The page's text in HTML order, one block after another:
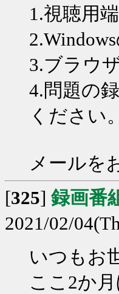
1.視聴用
3.ブラウ
4.問題の
ください。
メールを
[325] 録画番
2021/02/
いつもお
ここ2か